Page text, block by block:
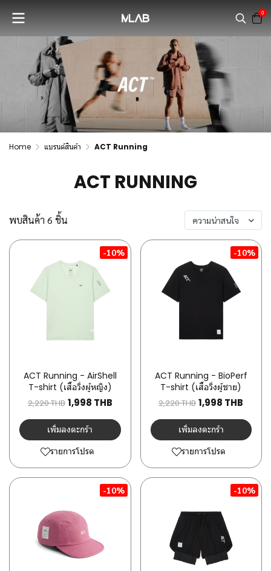
0
Home แบรนด์สินค้า ACT Running
ACT RUNNING
พบสินค้า 6 ชิ้น ความน่าสนใจ
-10%
ACT Running - AirShell
T-shirt (เสื้อวิ่งผู้หญิง)
2,220 THB 1,998 THB
เพิ่มลงตะกร้า
รายการโปรด
-10%
ACT Running - BioPerf
T-shirt (เสื้อวิ่งผู้ชาย)
2,220 THB 1,998 THB
เพิ่มลงตะกร้า
รายการโปรด
-10% -10%